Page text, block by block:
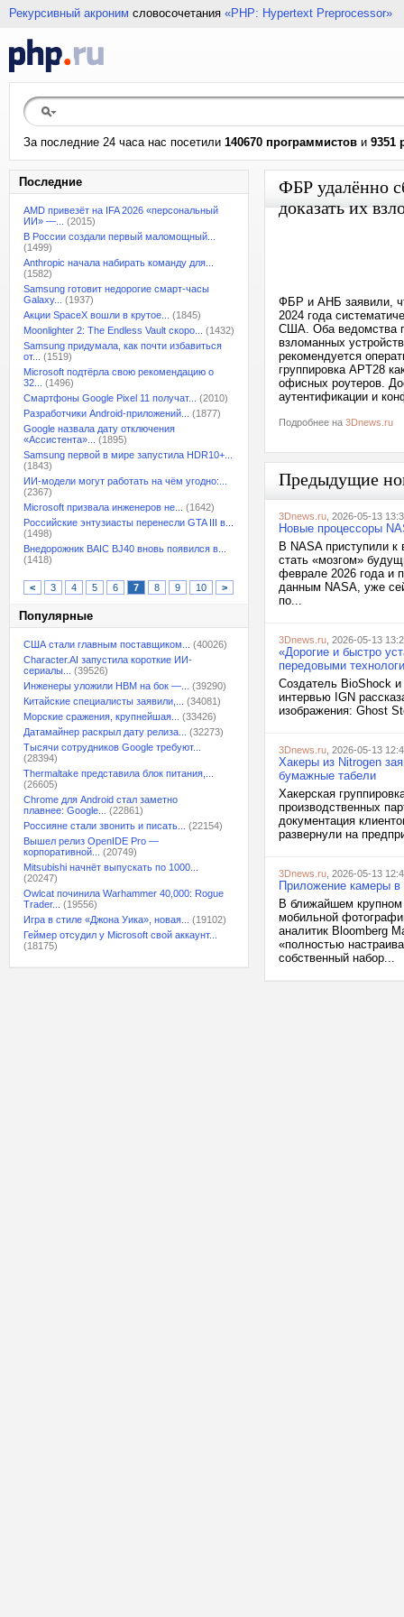
Рекурсивный акроним словосочетания «PHP: Hypertext Preprocessor»
За последние 24 часа нас посетили 140670 программистов и 9351
Последние
AMD привезёт на IFA 2026 «персональный
ИИ» —...
(2015)
В России создали первый маломощный...
(1499)
Anthropic начала набирать команду для...
(1582)
Samsung готовит недорогие смарт-часы
Galaxy...
(1937)
Акции SpaceX вошли в крутое...
(1845)
Moonlighter 2: The Endless Vault скоро...
(1432)
Samsung придумала, как почти избавиться
от...
(1519)
Microsoft подтёрла свою рекомендацию о
32...
(1496)
Смартфоны Google Pixel 11 получат...
(2010)
Разработчики Android-приложений...
(1877)
Google назвала дату отключения
«Ассистента»...
(1895)
Samsung первой в мире запустила HDR10+...
(1843)
ИИ-модели могут работать на чём угодно:...
(2367)
Microsoft призвала инженеров не...
(1642)
Российские энтузиасты перенесли GTA III в...
(1498)
Внедорожник BAIC BJ40 вновь появился в...
(1418)
< 3 4 5 6 7 8 9 10 >
Популярные
США стали главным поставщиком...
(40026)
Character.AI запустила короткие ИИ-
сериалы...
(39526)
Инженеры уложили HBM на бок —...
(39290)
Китайские специалисты заявили,...
(34081)
Морские сражения, крупнейшая...
(33426)
Датамайнер раскрыл дату релиза...
(32273)
Тысячи сотрудников Google требуют...
(28394)
Thermaltake представила блок питания,...
(26605)
Chrome для Android стал заметно
плавнее: Google...
(22861)
Россияне стали звонить и писать...
(22154)
Вышел релиз OpenIDE Pro —
корпоративной...
(20749)
Mitsubishi начнёт выпускать по 1000...
(20247)
Owlcat починила Warhammer 40,000: Rogue
Trader...
(19556)
Игра в стиле «Джона Уика», новая...
(19102)
Геймер отсудил у Microsoft свой аккаунт...
(18175)
ФБР удалённо
доказать их
ФБР и АНБ заявили,
2024 года
США. Оба ведомства
взломанных
рекомендуется
группировка APT28
офисных роутеров.
аутентификации и
Подробнее на 3Dnews.ru
Предыдущие
3Dnews.ru , 2026-05-13
Новые процессоры
В NASA приступили
стать «мозгом»
феврале 2026 года и
данным NASA, уже
по...
3Dnews.ru , 2026-05-13
«Дорогие и быстро
передовыми
Создатель BioShock
интервью IGN
изображения: Ghost
3Dnews.ru , 2026-05-13
Хакеры из Nitrogen
бумажные табели
Хакерская
производственных
документация
развернули на
3Dnews.ru , 2026-05-13
Приложение камеры в
В ближайшем крупном
мобильной
аналитик Bloomberg
«полностью
собственный набор...